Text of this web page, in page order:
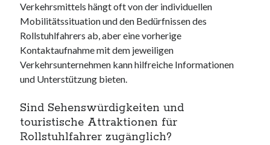
Verkehrsmittels hängt oft von der individuellen
Mobilitätssituation und den Bedürfnissen des
Rollstuhlfahrers ab, aber eine vorherige
Kontaktaufnahme mit dem jeweiligen
Verkehrsunternehmen kann hilfreiche Informationen
und Unterstützung bieten.
Sind Sehenswürdigkeiten und
touristische Attraktionen für
Rollstuhlfahrer zugänglich?